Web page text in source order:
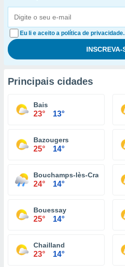
Eu li e aceito a política de privacidade.
Principais cidades
Bais
23° 13°
Bazougers
25° 14°
Bouchamps-lès-Craon
24° 14°
Bouessay
25° 14°
Chailland
23° 14°